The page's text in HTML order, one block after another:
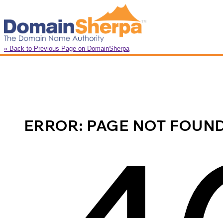
« Back to Previous Page on DomainSherpa